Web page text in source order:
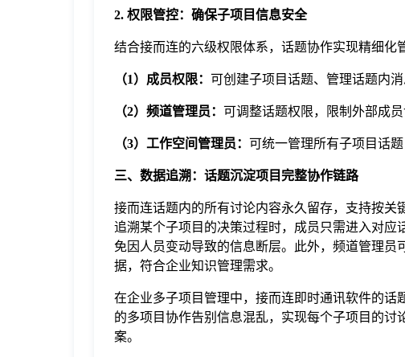
2. 权限管控：确保子项目信息安全
结合接而连的六级权限体系，话题协作实现精细化
（1）成员权限： 可创建子项目话题、管理话题内
（2）频道管理员： 可调整话题权限，限制外部成员
（3）工作空间管理员： 可统一管理所有子项目话
三、数据追溯：话题沉淀项目完整协作链路
接而连话题内的所有讨论内容永久留存，支持按
追溯某个子项目的决策过程时，成员只需进入对
免因人员变动导致的信息断层。此外，频道管理
据，符合企业知识管理需求。
在企业多子项目管理中，接而连即时通讯软件的话
的多项目协作告别信息混乱，实现每个子项目的
案。